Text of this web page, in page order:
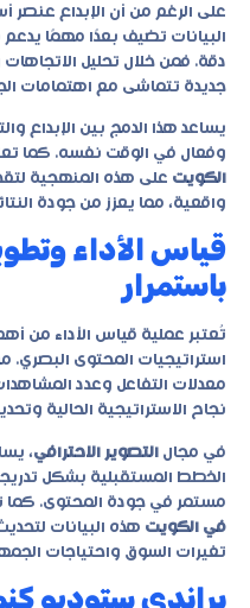
على الرغم من أن الإبداع عنصر
البيانات تضيف بعدًا مهمًا
دقة. فمن خلال تحليل
جديدة تتماشى مع اهتمامات
يساعد هذا الدمج بين الإبداع
وفعال في الوقت نفسه. كما
الكويت على هذه المنهجية
واقعية، مما يعزز من جودة
قياس الأداء
باستمرار
تُعتبر عملية قياس الأداء من
استراتيجيات المحتوى البصري.
معدلات التفاعل وعدد
نجاح الاستراتيجية الحالية
في مجال التصوير الاحترافي،
الخطط المستقبلية بشكل
مستمر في جودة المحتوى. كما
في الكويت هذه البيانات
تغيرات السوق واحتياجات
براندي ستوديو